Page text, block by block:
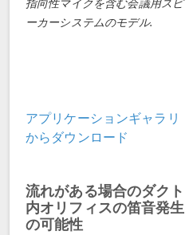
指向性マイクを含む会議用スピ
ーカーシステムのモデル.
アプリケーションギャラリ
からダウンロード
流れがある場合のダクト
内オリフィスの笛音発生
の可能性